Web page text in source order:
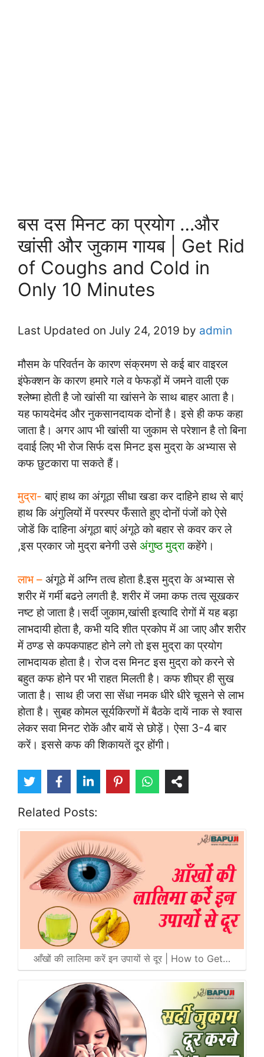
बस दस मिनट का प्रयोग …और
खांसी और जुकाम गायब | Get Rid
of Coughs and Cold in
Only 10 Minutes
Last Updated on July 24, 2019 by admin
मौसम के परिवर्तन के कारण संक्रमण से कई बार वाइरल
इंफेक्शन के कारण हमारे गले व फेफड़ों में जमने वाली एक
श्लेष्मा होती है जो खांसी या खांसने के साथ बाहर आता है।
यह फायदेमंद और नुकसानदायक दोनों है। इसे ही कफ कहा
जाता है। अगर आप भी खांसी या जुकाम से परेशान है तो बिना
दवाई लिए भी रोज सिर्फ दस मिनट इस मुद्रा के अभ्यास से
कफ छुटकारा पा सकते हैं।
मुद्रा- बाएं हाथ का अंगूठा सीधा खडा कर दाहिने हाथ से बाएं
हाथ कि अंगुलियों में परस्पर फँसाते हुए दोनों पंजों को ऐसे
जोडें कि दाहिना अंगूठा बाएं अंगूठे को बहार से कवर कर ले
,इस प्रकार जो मुद्रा बनेगी उसे अंगुष्ठ मुद्राकहेंगे।
लाभ – अंगूठे में अग्नि तत्व होता है.इस मुद्रा के अभ्यास से
शरीर में गर्मी बढऩे लगती है. शरीर में जमा कफ तत्व सूखकर
नष्ट हो जाता है।सर्दी जुकाम,खांसी इत्यादि रोगों में यह बड़ा
लाभदायी होता है, कभी यदि शीत प्रकोप में आ जाए और शरीर
में ठण्ड से कपकपाहट होने लगे तो इस मुद्रा का प्रयोग
लाभदायक होता है। रोज दस मिनट इस मुद्रा को करने से
बहुत कफ होने पर भी राहत मिलती है। कफ शीघ्र ही सुख
जाता है। साथ ही जरा सा सेंधा नमक धीरे धीरे चूसने से लाभ
होता है। सुबह कोमल सूर्यकिरणों में बैठके दायें नाक से श्वास
लेकर सवा मिनट रोकें और बायें से छोड़ें। ऐसा 3-4 बार
करें। इससे कफ की शिकायतें दूर होंगी।
Related Posts:
आँखों की लालिमा करें इन उपायों से दूर | How to Get…